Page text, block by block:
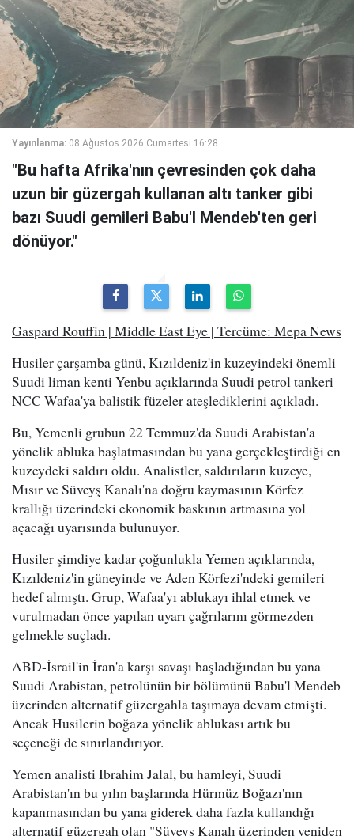
Yayınlanma: 08 Ağustos 2026 Cumartesi 16:28
"Bu hafta Afrika'nın çevresinden çok daha
uzun bir güzergah kullanan altı tanker gibi
bazı Suudi gemileri Babu'l Mendeb'ten geri
dönüyor."
Gaspard Rouffin | Middle East Eye | Tercüme: Mepa News
Husiler çarşamba günü, Kızıldeniz'in kuzeyindeki önemli
Suudi liman kenti Yenbu açıklarında Suudi petrol tankeri
NCC Wafaa'ya balistik füzeler ateşlediklerini açıkladı.
Bu, Yemenli grubun 22 Temmuz'da Suudi Arabistan'a
yönelik abluka başlatmasından bu yana gerçekleştirdiği en
kuzeydeki saldırı oldu. Analistler, saldırıların kuzeye,
Mısır ve Süveyş Kanalı'na doğru kaymasının Körfez
krallığı üzerindeki ekonomik baskının artmasına yol
açacağı uyarısında bulunuyor.
Husiler şimdiye kadar çoğunlukla Yemen açıklarında,
Kızıldeniz'in güneyinde ve Aden Körfezi'ndeki gemileri
hedef almıştı. Grup, Wafaa'yı ablukayı ihlal etmek ve
vurulmadan önce yapılan uyarı çağrılarını görmezden
gelmekle suçladı.
ABD-İsrail'in İran'a karşı savaşı başladığından bu yana
Suudi Arabistan, petrolünün bir bölümünü Babu'l Mendeb
üzerinden alternatif güzergahla taşımaya devam etmişti.
Ancak Husilerin boğaza yönelik ablukası artık bu
seçeneği de sınırlandırıyor.
Yemen analisti Ibrahim Jalal, bu hamleyi, Suudi
Arabistan'ın bu yılın başlarında Hürmüz Boğazı'nın
kapanmasından bu yana giderek daha fazla kullandığı
alternatif güzergah olan "Süveyş Kanalı üzerinden yeniden